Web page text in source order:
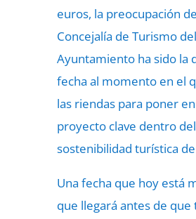
euros, la preocupación
Concejalía de Turismo del
Ayuntamiento ha sido la
fecha al momento en el
las riendas para poner
proyecto clave dentro
sostenibilidad turística
Una fecha que hoy está
que llegará antes de